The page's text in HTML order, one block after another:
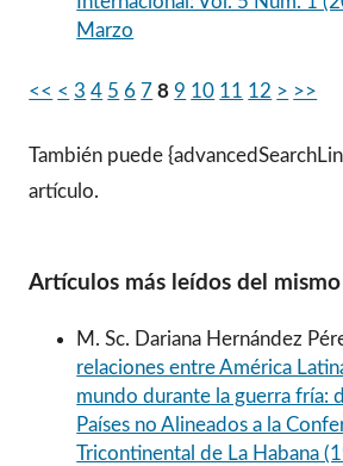
Marzo
<< < 3 4 5 6 7 8 9 10 11 12 > >>
También puede
artículo.
Artículos más leídos del
M. Sc. Dariana Hernández
relaciones entre América
mundo durante la guerra fría:
Países no Alineados a la
Tricontinental de La Habana